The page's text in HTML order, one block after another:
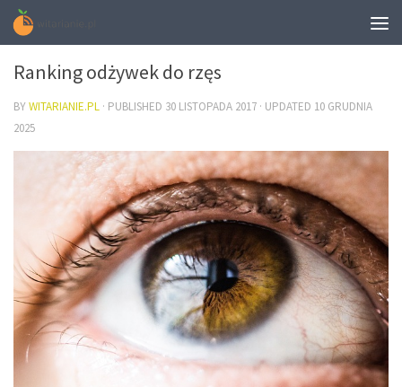
URODA
Ranking odżywek do rzęs
BYWITARIANIE.PL · PUBLISHED 30 LISTOPADA 2017 · UPDATED 10 GRUDNIA
2025